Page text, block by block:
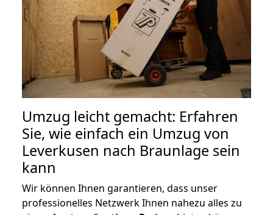
Umzug leicht gemacht: Erfahren
Sie, wie einfach ein Umzug von
Leverkusen nach Braunlage sein
kann
Wir können Ihnen garantieren, dass unser
professionelles Netzwerk Ihnen nahezu alles zu